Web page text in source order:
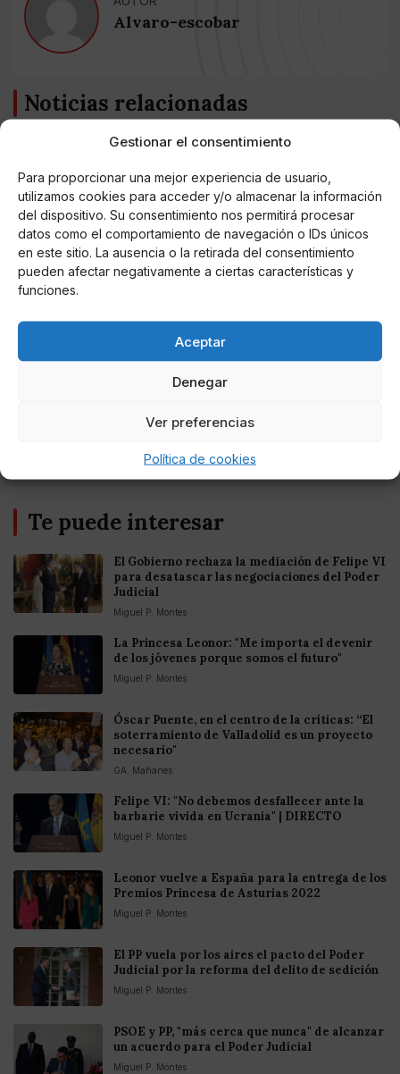
Gestionar el consentimiento
Para proporcionar una mejor experiencia de usuario,
utilizamos cookies para acceder y/o almacenar la información
del dispositivo. Su consentimiento nos permitirá procesar
datos como el comportamiento de navegación o IDs únicos
en este sitio. La ausencia o la retirada del consentimiento
pueden afectar negativamente a ciertas características y
funciones.
Aceptar
Denegar
Ver preferencias
Política de cookies
Alvaro-escobar
Noticias relacionadas
Online Casino
Online Casino
Mejores Casinos Online con Bitcoin y
Criptomonedas en Argentina 2025
criptomonedas y Bitcoin en México 2025
Entretenimiento
Fortnite regresa para iOS en la Unión
Te puede interesar
El Gobierno rechaza la mediación de Felipe VI
para desatascar las negociaciones del Poder
Judicial
Miguel P. Montes
La Princesa Leonor: "Me importa el devenir
de los jóvenes porque somos el futuro"
Miguel P. Montes
Óscar Puente, en el centro de la críticas: “El
soterramiento de Valladolid es un proyecto
necesario"
GA. Mañanes
Felipe VI: "No debemos desfallecer ante la
barbarie vivida en Ucrania" | DIRECTO
Miguel P. Montes
Leonor vuelve a España para la entrega de los
Premios Princesa de Asturias 2022
Miguel P. Montes
El PP vuela por los aires el pacto del Poder
Judicial por la reforma del delito de sedición
Miguel P. Montes
PSOE y PP, "más cerca que nunca" de alcanzar
un acuerdo para el Poder Judicial
Miguel P. Montes